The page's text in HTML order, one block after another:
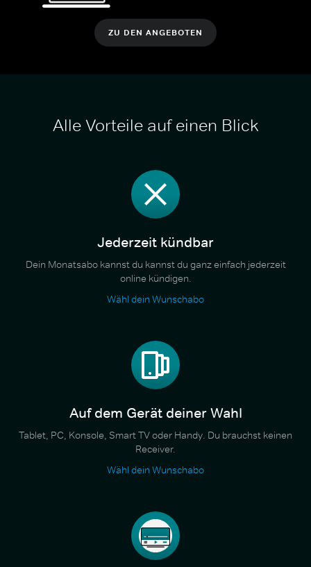
ZU DEN ANGEBOTEN
Alle Vorteile auf einen Blick
Jederzeit kündbar
Dein Monatsabo kannst du kannst du ganz einfach jederzeit
online kündigen.
Wähl dein Wunschabo
Auf dem Gerät deiner Wahl
Tablet, PC, Konsole, Smart TV oder Handy. Du brauchst keinen
Receiver.
Wähl dein Wunschabo